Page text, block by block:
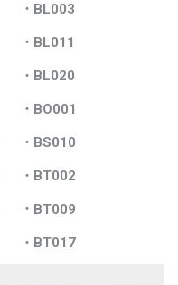
・BL003
・BL011
・BL020
・BO001
・BS010
・BT002
・BT009
・BT017